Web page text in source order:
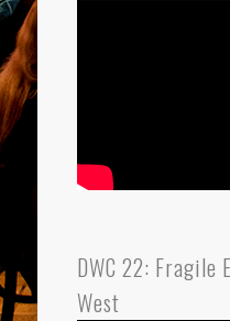
DWC 22: Fragile
West